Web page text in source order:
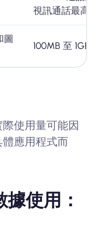
視訊通話最高
圖
100MB 至 1GB+
使用量可能因
應用程式而
使用：